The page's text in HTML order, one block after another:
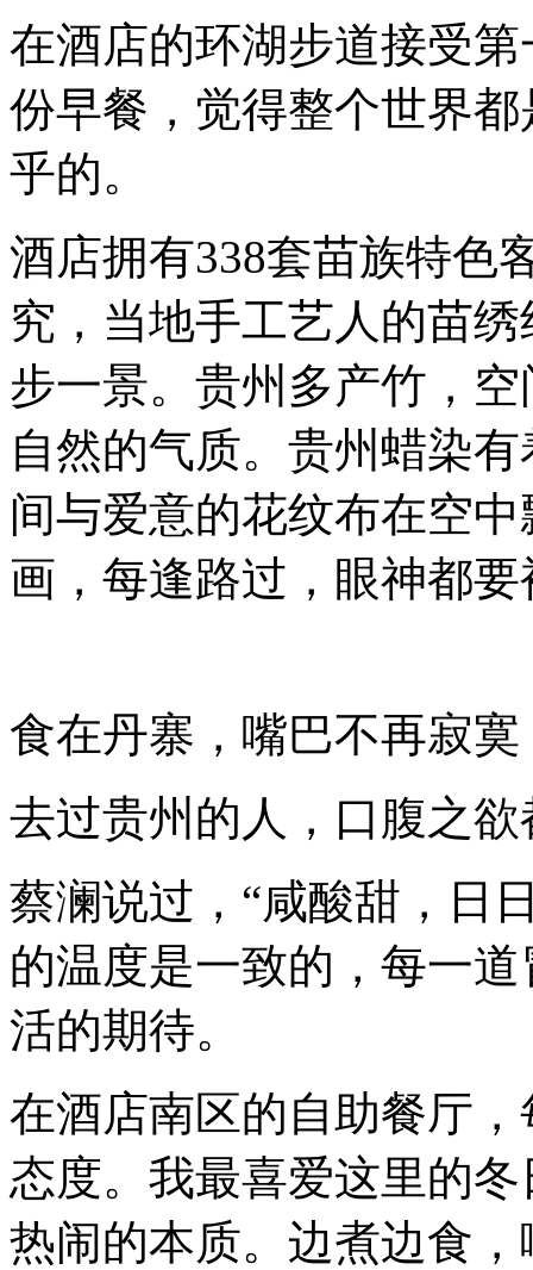
在酒店的环湖步道接受
份早餐，觉得整个世界
乎的。
酒店拥有338套苗族特色
究，当地手工艺人的苗
步一景。贵州多产竹，
自然的气质。贵州蜡染
间与爱意的花纹布在空
画，每逢路过，眼神都
食在丹寨，嘴巴不再寂寞
去过贵州的人，口腹之
蔡澜说过， “咸酸甜，日
的温度是一致的，每一
活的期待。
在酒店南区的自助餐厅
态度。我最喜爱这里的
热闹的本质。边煮边食